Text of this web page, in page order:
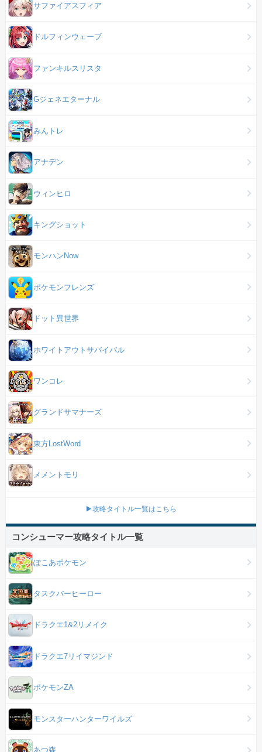
サファイアスフィア
ドルフィンウェーブ
ファンキルスリスタ
Gジェネエターナル
みんトレ
アナデン
ウィンヒロ
キングショット
モンハンNow
ポケモンフレンズ
ドット異世界
ホワイトアウトサバイバル
ワンコレ
グランドサマナーズ
東方LostWord
メメントモリ
▶攻略タイトル一覧はこちら
コンシューマー攻略タイトル一覧
ぽこあポケモン
タスクバーヒーロー
ドラクエ1&2リメイク
ドラクエ7リイマジンド
ポケモンZA
モンスターハンターワイルズ
あつ森